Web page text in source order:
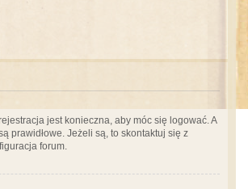
jest konieczna, aby móc się logować. A
prawidłowe. Jeżeli są, to skontaktuj się z
forum.